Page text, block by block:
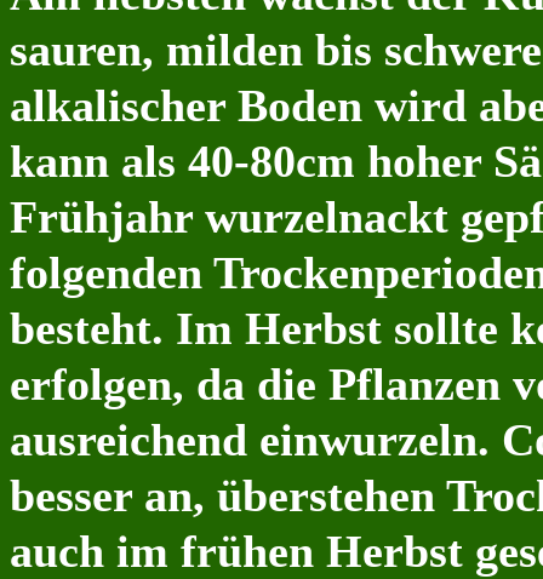
sauren, milden bis
alkalischer Boden wird
kann als 40-80cm hoher
Frühjahr wurzelnackt
folgenden
besteht. Im Herbst sollte
erfolgen, da die Pflanzen
ausreichend einwurzeln.
besser an, überstehen
auch im frühen Herbst